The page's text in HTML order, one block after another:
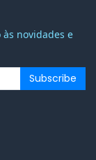
novidades e
Subscribe